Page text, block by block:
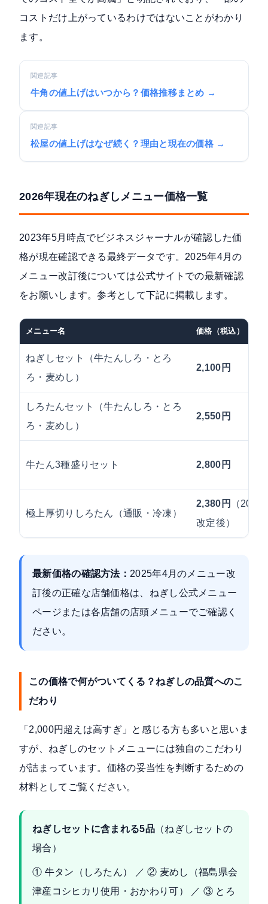
コストだけ上がっているわけではないことがわかり
ます。
関連記事
牛角の値上げはいつから？価格推移まとめ →
関連記事
松屋の値上げはなぜ続く？理由と現在の価格 →
2026年現在のねぎしメニュー価格一覧
2023年5月時点でビジネスジャーナルが確認した価
格が現在確認できる最終データです。2025年4月の
メニュー改訂後については公式サイトでの最新確認
をお願いします。参考として下記に掲載します。
メニュー名 価格（税込）
ねぎしセット（牛たんしろ・とろ
ろ・麦めし）
2,100円
しろたんセット（牛たんしろ・とろ
ろ・麦めし）
2,550円
牛たん3種盛りセット 2,800円
極上厚切りしろたん（通販・冷凍）
2,380円
（2026
改定後）
最新価格の確認方法： 2025年4月のメニュー改
訂後の正確な店舗価格は、 ねぎし公式メニュー
ページ または各店舗の店頭メニューでご確認く
ださい。
この価格で何がついてくる？ねぎしの品質へのこ
だわり
「2,000円超えは高すぎ」と感じる方も多いと思いま
すが、ねぎしのセットメニューには独自のこだわり
が詰まっています。価格の妥当性を判断するための
材料としてご覧ください。
ねぎしセットに含まれる5品（ねぎしセットの
場合）
① 牛タン（しろたん） ／ ② 麦めし（福島県会
津産コシヒカリ使用・おかわり可） ／ ③ とろ